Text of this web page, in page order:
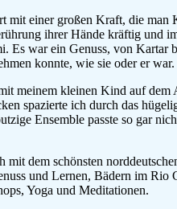
einer großen Kraft, die
ihrer Hände kräftig und
war ein Genuss, von
konnte, wie sie oder er
meinem kleinen Kind auf
spazierte ich durch das
Ensemble passte so gar
dem schönsten
und Lernen, Bädern im
Yoga und Meditationen.